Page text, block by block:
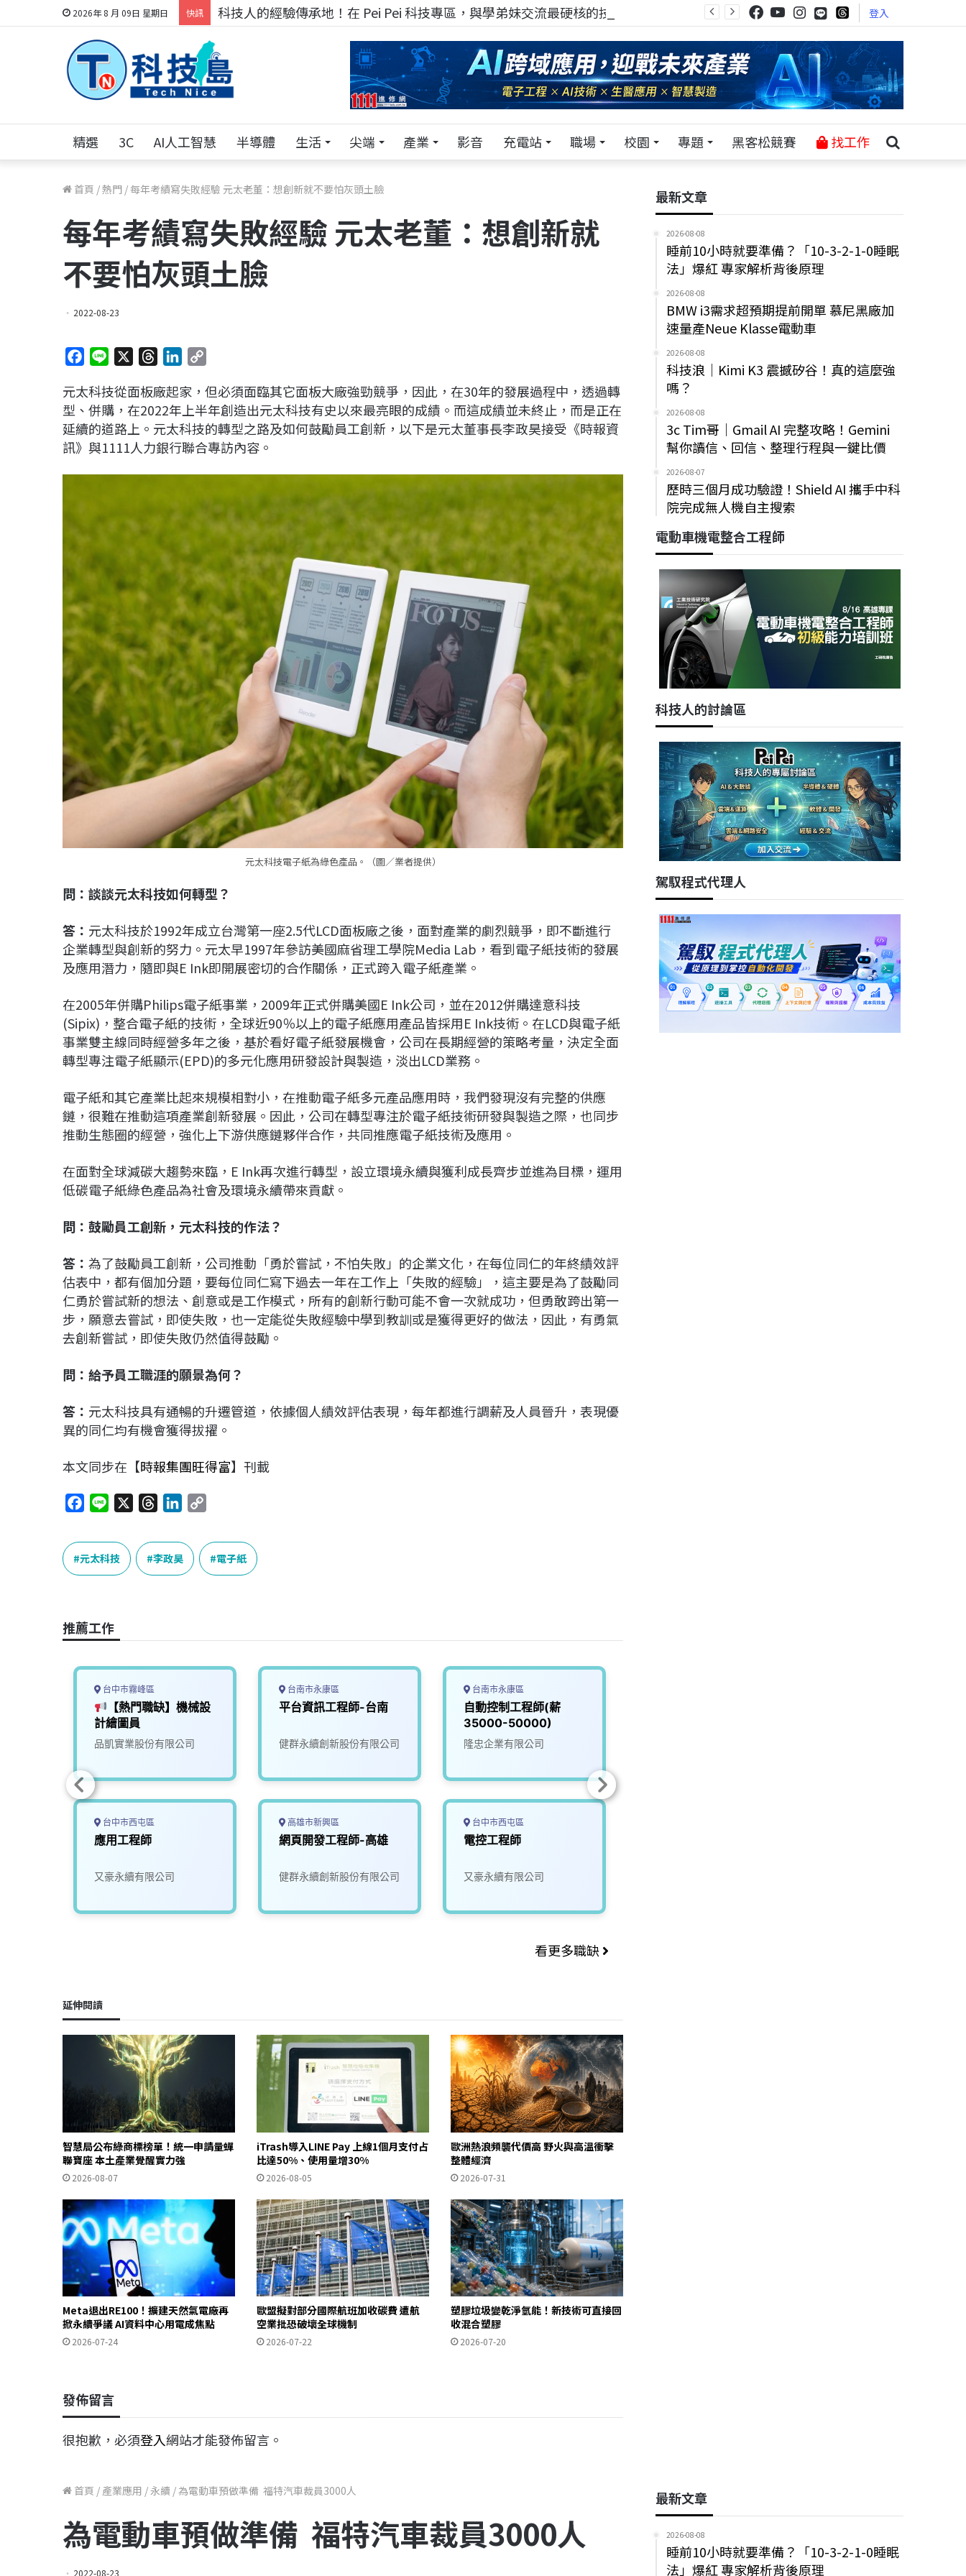
2026年 8 月 09日 星期日 快訊 科技人的經驗傳承地！在 Pei Pei 科技專區，與學弟妹交流最硬核的技術 登入
精選 3C AI人工智慧 半導體 生活 尖端 產業 影音 充電站 職場 校園 專題 黑客松競賽 找工作
首頁 /熱門 /每年考績寫失敗經驗 元太老董：想創新就不要怕灰頭土臉
每年考績寫失敗經驗 元太老董：想創新就
不要怕灰頭土臉
2022-08-23
c
e
b
o
n
e
r
e
a
d
n
k
e
d
p
y
L
i
元太科技從面板廠起家，但必須面臨其它面板大廠強勁競爭，因此，在30年的發展過程中，透過轉
型、併購，在2022年上半年創造出元太科技有史以來最亮眼的成績。而這成績並未終止，而是正在
延續的道路上。元太科技的轉型之路及如何鼓勵員工創新，以下是元太董事長李政昊接受《時報資
訊》與1111人力銀行聯合專訪內容。
元太科技電子紙為綠色產品。（圖／業者提供）
問：談談元太科技如何轉型？
答： 元太科技於1992年成立台灣第一座2.5代LCD面板廠之後，面對產業的劇烈競爭，即不斷進行
企業轉型與創新的努力。元太早1997年參訪美國麻省理工學院Media Lab，看到電子紙技術的發展
及應用潛力，隨即與E Ink即開展密切的合作關係，正式跨入電子紙產業。
在2005年併購Philips電子紙事業，2009年正式併購美國E Ink公司，並在2012併購達意科技
(Sipix)，整合電子紙的技術，全球近90％以上的電子紙應用產品皆採用E Ink技術。在LCD與電子紙
事業雙主線同時經營多年之後，基於看好電子紙發展機會，公司在長期經營的策略考量，決定全面
轉型專注電子紙顯示(EPD)的多元化應用研發設計與製造，淡出LCD業務。
電子紙和其它產業比起來規模相對小，在推動電子紙多元產品應用時，我們發現沒有完整的供應
鏈，很難在推動這項產業創新發展。因此，公司在轉型專注於電子紙技術研發與製造之際，也同步
推動生態圈的經營，強化上下游供應鏈夥伴合作，共同推應電子紙技術及應用。
在面對全球減碳大趨勢來臨，E Ink再次進行轉型，設立環境永續與獲利成長齊步並進為目標，運用
低碳電子紙綠色產品為社會及環境永續帶來貢獻。
問：鼓勵員工創新，元太科技的作法？
答： 為了鼓勵員工創新，公司推動「勇於嘗試，不怕失敗」的企業文化，在每位同仁的年終績效評
估表中，都有個加分題，要每位同仁寫下過去一年在工作上「失敗的經驗」，這主要是為了鼓勵同
仁勇於嘗試新的想法、創意或是工作模式，所有的創新行動可能不會一次就成功，但勇敢跨出第一
步，願意去嘗試，即使失敗，也一定能從失敗經驗中學到教訓或是獲得更好的做法，因此，有勇氣
去創新嘗試，即使失敗仍然值得鼓勵。
問：給予員工職涯的願景為何？
答： 元太科技具有通暢的升遷管道，依據個人績效評估表現，每年都進行調薪及人員晉升，表現優
異的同仁均有機會獲得拔擢。
本文同步在【時報集團旺得富】刊載
c
e
b
k
n
e
r
e
a
n
k
e
p
y
L
元太科技 李政昊 電子紙
推薦工作
台中市霧峰區
【熱門職缺】機械設
計繪圖員
品凱實業股份有限公司
台中市西屯區
應用工程師
又豪永續有限公司
台南市永康區
平台資訊工程師-台南
健群永續創新股份有限公司
高雄市新興區
網頁開發工程師-高雄
健群永續創新股份有限公司
台南市永康區
自動控制工程師(薪
35000-50000)
隆忠企業有限公司
台中市西屯區
電控工程師
又豪永續有限公司
看更多職缺
延伸閱讀
智慧局公布綠商標榜單！統一申請量蟬
聯寶座 本土產業覺醒實力強
2026-08-07
iTrash導入LINE Pay 上線1個月支付占
比達50%、使用量增30%
2026-08-05
歐洲熱浪頻襲代價高 野火與高溫衝擊
整體經濟
2026-07-31
Meta退出RE100！擴建天然氣電廠再
掀永續爭議 AI資料中心用電成焦點
2026-07-24
歐盟擬對部分國際航班加收碳費 遭航
空業批恐破壞全球機制
2026-07-22
塑膠垃圾變乾淨氫能！新技術可直接回
收混合塑膠
2026-07-20
發佈留言
很抱歉，必須登入網站才能發佈留言。
最新文章
2026-08-08
睡前10小時就要準備？「10-3-2-1-0睡眠
法」爆紅 專家解析背後原理
2026-08-08
BMW i3需求超預期提前開單 慕尼黑廠加
速量產Neue Klasse電動車
2026-08-08
科技浪｜Kimi K3 震撼矽谷！真的這麼強
嗎？
2026-08-08
3c Tim哥｜Gmail AI 完整攻略！Gemini
幫你讀信、回信、整理行程與一鍵比價
2026-08-07
歷時三個月成功驗證！Shield AI 攜手中科
院完成無人機自主搜索
電動車機電整合工程師
科技人的討論區
駕馭程式代理人